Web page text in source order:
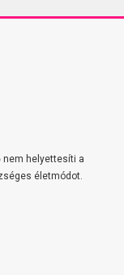
nem helyettesíti a
életmódot.